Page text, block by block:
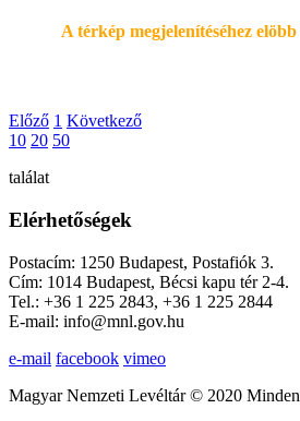
A térkép megjelenítéséhez elöbb
Előző 1 Következő
10 20 50
találat
Elérhetőségek
Postacím: 1250 Budapest, Postafiók 3.
Cím: 1014 Budapest, Bécsi kapu tér 2-4.
Tel.: +36 1 225 2843, +36 1 225 2844
E-mail: info@mnl.gov.hu
e-mail facebook vimeo
Magyar Nemzeti Levéltár © 2020